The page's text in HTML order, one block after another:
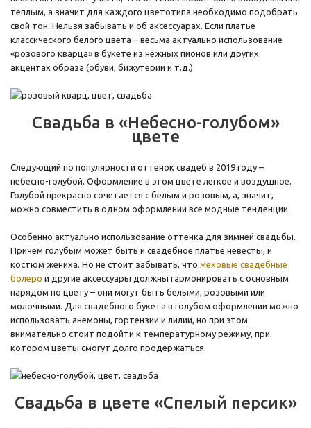
теплым, а значит для каждого цветотипа необходимо подобрать
свой тон. Нельзя забывать и об аксессуарах. Если платье
классического белого цвета – весьма актуально использование
«розового кварца» в букете из нежных пионов или других
акцентах образа (обуви, бижутерии и т.д.).
Свадьба в «Небесно-голубом»
цвете
Следующий по популярности оттенок свадеб в 2019 году –
небесно-голубой. Оформление в этом цвете легкое и воздушное.
Голубой прекрасно сочетается с белым и розовым, а, значит,
можно совместить в одном оформлении все модные тенденции.
Особенно актуально использование оттенка для зимней свадьбы.
Причем голубым может быть и свадебное платье невесты, и
костюм жениха. Но не стоит забывать, что меховые свадебные
болеро и другие аксессуары должны гармонировать с основным
нарядом по цвету – они могут быть белыми, розовыми или
молочными. Для свадебного букета в голубом оформлении можно
использовать анемоны, гортензии и лилии, но при этом
внимательно стоит подойти к температурному режиму, при
котором цветы смогут долго продержаться.
Свадьба в цвете «Спелый персик»